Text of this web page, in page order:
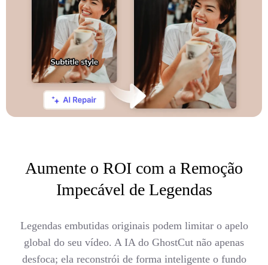
Aumente o ROI com a Remoção
Impecável de Legendas
Legendas embutidas originais podem limitar o apelo
global do seu vídeo. A IA do GhostCut não apenas
desfoca; ela reconstrói de forma inteligente o fundo